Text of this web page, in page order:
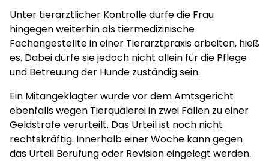
Unter tierärztlicher Kontrolle dürfe die Frau
hingegen weiterhin als tiermedizinische
Fachangestellte in einer Tierarztpraxis arbeiten, hieß
es. Dabei dürfe sie jedoch nicht allein für die Pflege
und Betreuung der Hunde zuständig sein.
Ein Mitangeklagter wurde vor dem Amtsgericht
ebenfalls wegen Tierquälerei in zwei Fällen zu einer
Geldstrafe verurteilt. Das Urteil ist noch nicht
rechtskräftig. Innerhalb einer Woche kann gegen
das Urteil Berufung oder Revision eingelegt werden.